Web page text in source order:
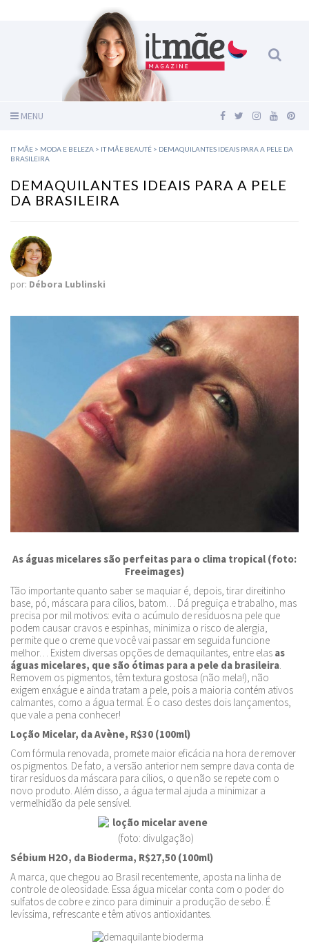
MENU
IT MÃE > MODA E BELEZA > IT MÃE BEAUTÉ > DEMAQUILANTES IDEAIS PARA A PELE DA
BRASILEIRA
DEMAQUILANTES IDEAIS PARA A PELE
DA BRASILEIRA
por: Débora Lublinski
As águas micelares são perfeitas para o clima tropical (foto:
Freeimages)
Tão importante quanto saber se maquiar é, depois, tirar direitinho
base, pó, máscara para cílios, batom… Dá preguiça e trabalho, mas
precisa por mil motivos: evita o acúmulo de resíduos na pele que
podem causar cravos e espinhas, minimiza o risco de alergia,
permite que o creme que você vai passar em seguida funcione
melhor… Existem diversas opções de demaquilantes, entre elas as
águas micelares, que são ótimas para a pele da brasileira.
Removem os pigmentos, têm textura gostosa (não mela!), não
exigem enxágue e ainda tratam a pele, pois a maioria contém ativos
calmantes, como a água termal. É o caso destes dois lançamentos,
que vale a pena conhecer!
Loção Micelar, da Avène, R$30 (100ml)
Com fórmula renovada, promete maior eficácia na hora de remover
os pigmentos. De fato, a versão anterior nem sempre dava conta de
tirar resíduos da máscara para cílios, o que não se repete com o
novo produto. Além disso, a água termal ajuda a minimizar a
vermelhidão da pele sensível.
(foto: divulgação)
Sébium H2O, da Bioderma, R$27,50 (100ml)
A marca, que chegou ao Brasil recentemente, aposta na linha de
controle de oleosidade. Essa água micelar conta com o poder do
sulfatos de cobre e zinco para diminuir a produção de sebo. É
levíssima, refrescante e têm ativos antioxidantes.